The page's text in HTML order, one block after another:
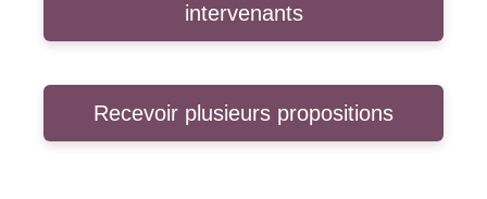
intervenants
Recevoir plusieurs propositions